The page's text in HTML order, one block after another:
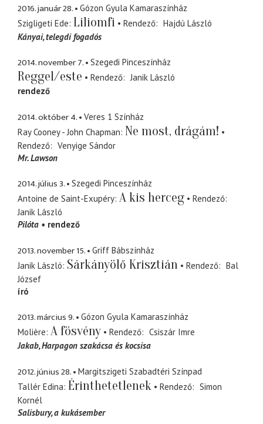
2016. január 28.
Gózon Gyula Kamaraszínház
Szigligeti Ede Liliomfi Rendező
Hajdú László
Kányai telegdi fogadós
2014. november 7. Szegedi Pinceszínház
Reggel/este Rendező
Janik László
rendező
2014. október 4.
Veres 1 Színház
Ray Cooney - John Chapman Ne most, drágám!
Rendező
Venyige Sándor
Mr. Lawson
2014. július 3.
Szegedi Pinceszínház
Antoine de Saint-Exupéry A kis herceg
Rendező
Janik László
Pilóta
rendező
2013. november 15.
Griff Bábszínház
Janik László Sárkányölő Krisztián Rendező
Bal
József
író
2013. március 9.
Gózon Gyula Kamaraszínház
Molière A fösvény Rendező
Csiszár Imre
Jakab Harpagon szakácsa és kocsisa
2012. június 28.
Margitszigeti Szabadtéri Színpad
Tallér Edina Érinthetetlenek Rendező
Simon
Kornél
Salisbury a kukásember